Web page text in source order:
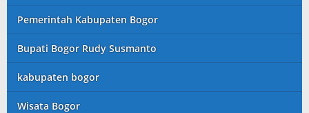
Pemerintah Kabupaten Bogor
Bupati Bogor Rudy Susmanto
kabupaten bogor
Wisata Bogor